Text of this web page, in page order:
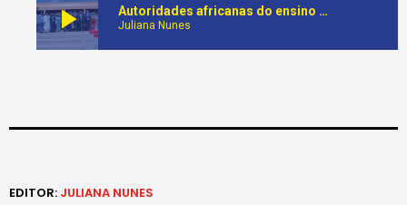
play_arrow Autoridades africanas do ensino propõem a criação de Conselho Nacional dos Professores para o reforço da qualidade da classe docente
Juliana Nunes
EDITOR: JULIANA NUNES